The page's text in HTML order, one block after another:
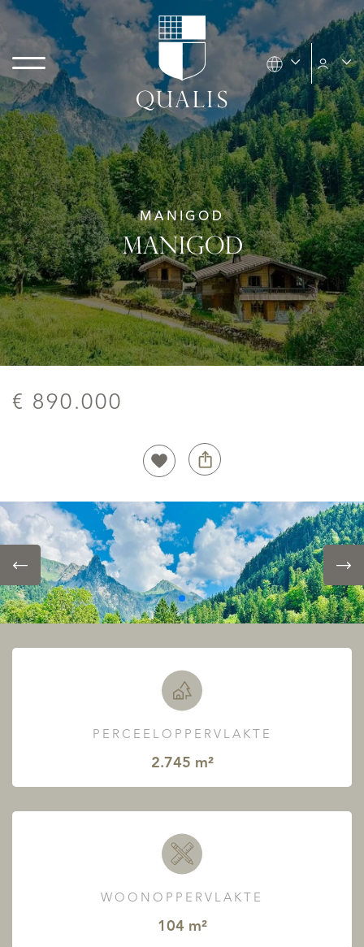
MANIGOD
MANIGOD
€ 890.000
PERCEELOPPERVLAKTE
2.745 m²
WOONOPPERVLAKTE
104 m²